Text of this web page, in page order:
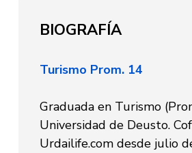
BIOGRAFÍA
Turismo Prom. 14
Graduada en Turismo
Universidad de Deusto.
Urdailife.com desde julio